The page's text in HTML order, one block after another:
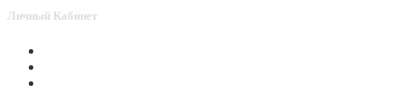
Личный Кабинет